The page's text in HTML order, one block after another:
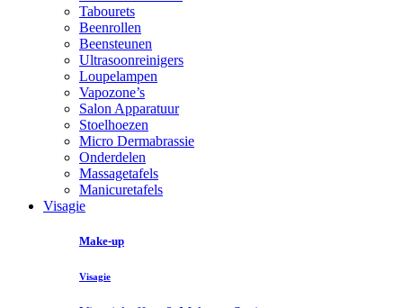
Tabourets
Beenrollen
Beensteunen
Ultrasoonreinigers
Loupelampen
Vapozone’s
Salon Apparatuur
Stoelhoezen
Micro Dermabrassie
Onderdelen
Massagetafels
Manicuretafels
Visagie
Make-up
Visagie